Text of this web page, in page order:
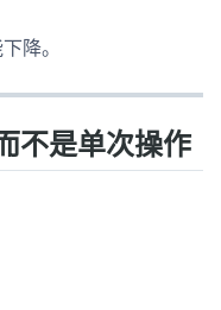
降。
不是单次操作